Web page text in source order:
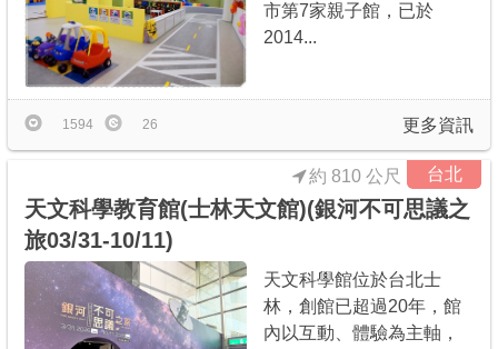
市第7家親子館，已於
2014...
更多資訊
1594 26
台北
天文科學教育館(士林天文館)(銀河不可思議之
旅03/31-10/11)
約 810 公尺
天文科學館位於台北士
林，創館已超過20年，館
內以互動、體驗為主軸，